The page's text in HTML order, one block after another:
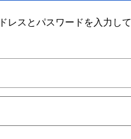
レスとパスワードを入力し